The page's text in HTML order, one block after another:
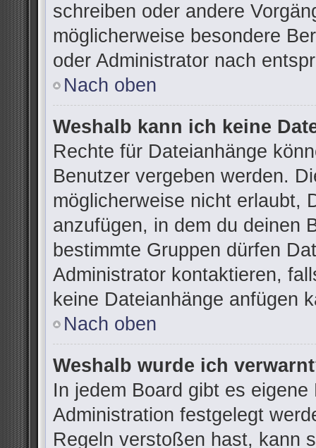
schreiben oder andere
möglicherweise besondere
oder Administrator nach
Nach oben
Weshalb kann ich keine
Rechte für Dateianhänge
Benutzer vergeben werden.
möglicherweise nicht erlaubt,
anzufügen, in dem du deinen
bestimmte Gruppen dürfen
Administrator kontaktieren,
keine Dateianhänge anfügen
Nach oben
Weshalb wurde ich
In jedem Board gibt es
Administration festgelegt
Regeln verstoßen hast, kann